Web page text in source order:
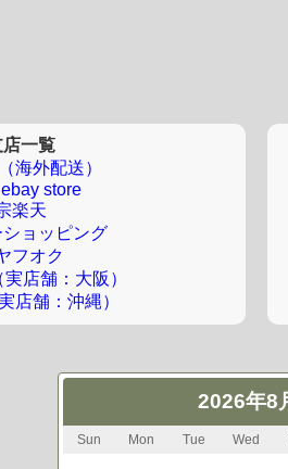
店一覧
海外配送）
store
楽天
ョッピング
フオク
店舗：大阪）
店舗：沖縄）
2026年8
Sun Mon Tue Wed